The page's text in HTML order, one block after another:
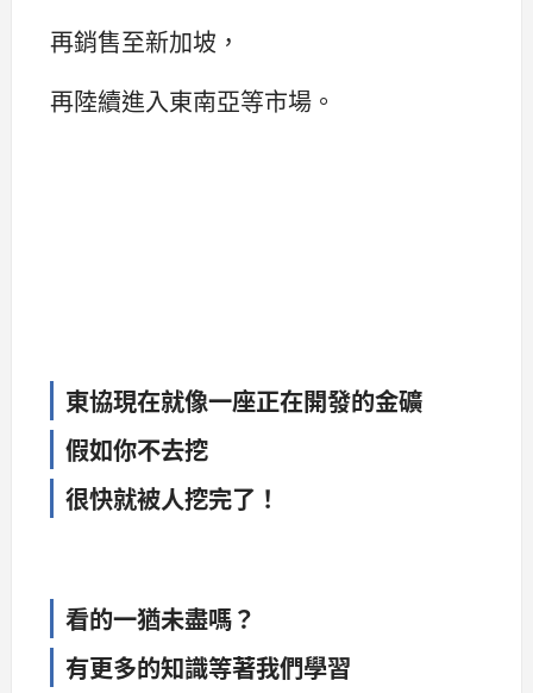
再銷售至新加坡，
再陸續進入東南亞等市場。
東協現在就像一座正在開發的金礦
假如你不去挖
很快就被人挖完了！
看的一猶未盡嗎？
有更多的知識等著我們學習